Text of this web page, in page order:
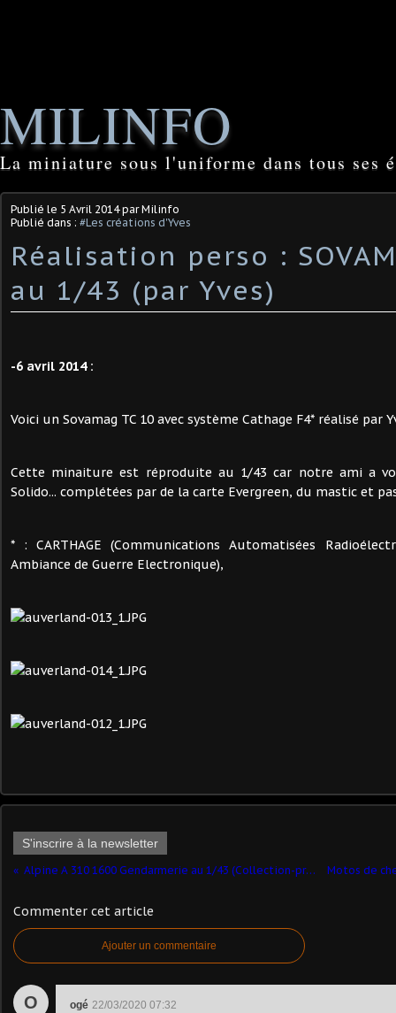
MILINFO
La miniature sous l'uniforme dans tous ses
Publié le 5 Avril 2014par Milinfo
Publié dans : #Les créations d'Yves
Réalisation perso :
au 1/43 (par Yves)
-6 avril 2014 :
Voici un Sovamag TC 10 avec système Cathage F4* réalisé par
Cette minaiture est réproduite au 1/43 car notre ami a
Solido... complétées par de la carte Evergreen, du mastic et
* : CARTHAGE (Communications Automatisées
Ambiance de Guerre Electronique),
S'inscrire à la newsletter
Alpine A 310 1600 Gendarmerie au 1/43 (Collection-presse De Agostini Pays de l'Est)
Commenter cet article
Ajouter un commentaire
O ogé 22/03/2020 07:32